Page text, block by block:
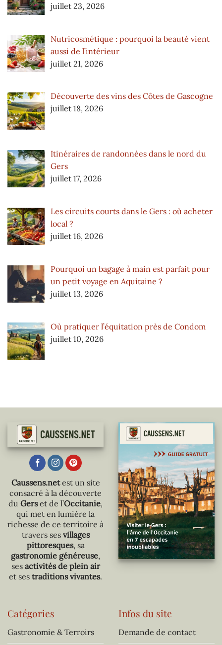
juillet 23, 2026
Nutricosmétique : pourquoi la beauté vient
aussi de l’intérieur
juillet 21, 2026
Découverte des vins des Côtes de Gascogne
juillet 18, 2026
Itinéraires de randonnées dans le nord du
Gers
juillet 17, 2026
Les circuits courts dans le Gers : où acheter
local ?
juillet 16, 2026
Pourquoi un bagage à main est parfait pour
un petit voyage en Aquitaine ?
juillet 13, 2026
Où pratiquer l’équitation près de Condom
juillet 10, 2026
Caussens.netest un site
consacré à la découverte
du Gerset de l’Occitanie,
qui met en lumière la
richesse de ce territoire à
travers ses villages
pittoresques, sa
gastronomie généreuse,
ses activités de plein air
et ses traditions vivantes.
Catégories
Gastronomie & Terroirs
Infos du site
Demande de contact